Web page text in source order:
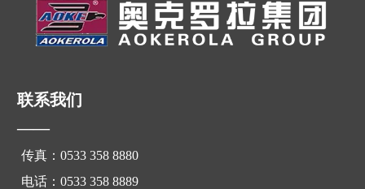
联系我们
——
传真：0533 358 8880
电话：0533 358 8889